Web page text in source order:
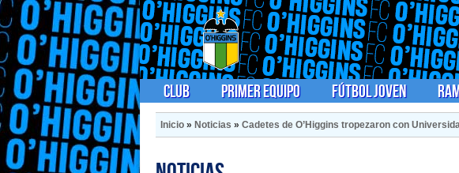
Club Primer Equipo Fútbol Joven
Inicio » Noticias » Cadetes de O’Higgins tropezaron con